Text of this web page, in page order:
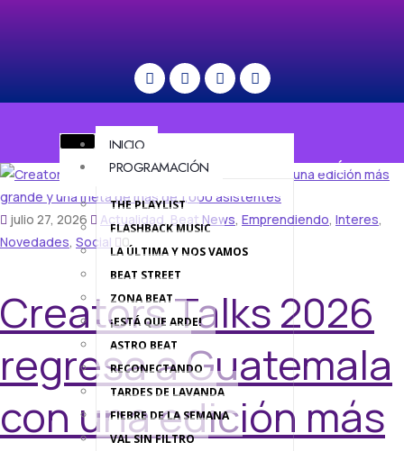
INICIO
PROGRAMACIÓN
THE PLAYLIST
FLASHBACK MUSIC
LA ÚLTIMA Y NOS VAMOS
BEAT STREET
ZONA BEAT
¡ESTÁ QUE ARDE!
ASTRO BEAT
RECONECTANDO
TARDES DE LAVANDA
FIEBRE DE LA SEMANA
VAL SIN FILTRO
MENÚ
julio 27, 2026 Actualidad, Beat News, Emprendiendo, Interes,
Novedades, Social 0
Creators Talks 2026
regresa a Guatemala
con una edición más